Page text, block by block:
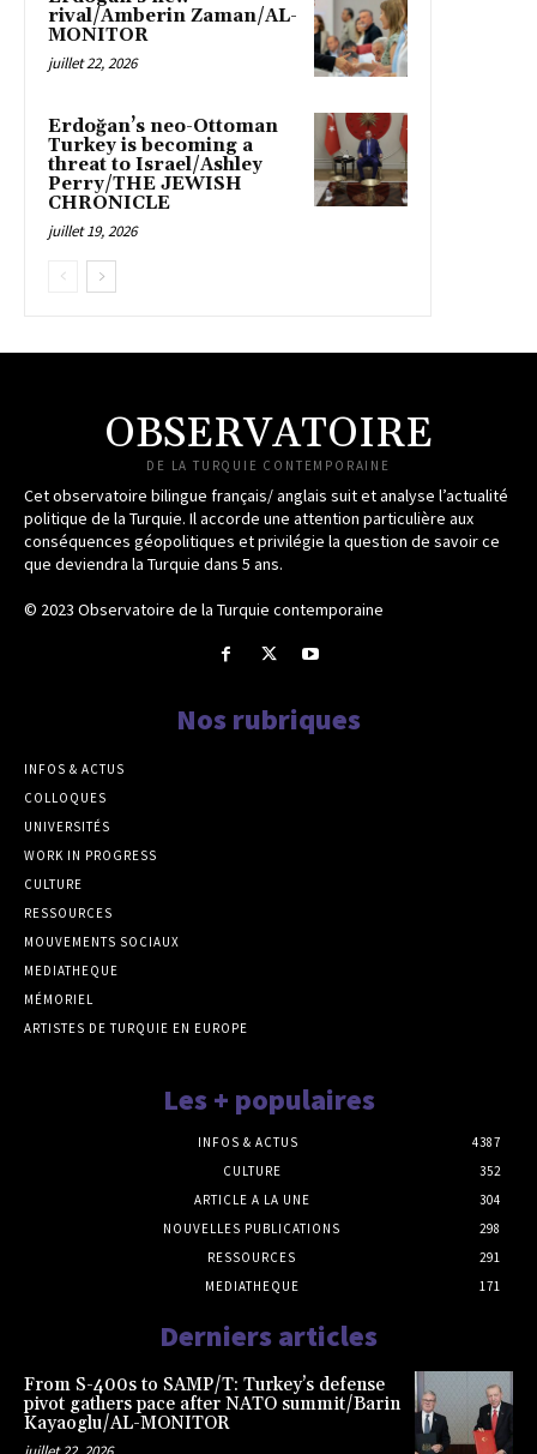
rival/Amberin Zaman/AL-
MONITOR
juillet 22, 2026
Erdoğan’s neo-Ottoman
Turkey is becoming a
threat to Israel/Ashley
Perry/THE JEWISH
CHRONICLE
juillet 19, 2026
OBSERVATOIRE
DE LA TURQUIE CONTEMPORAINE
Cet observatoire bilingue français/ anglais suit et analyse l’actualité
politique de la Turquie. Il accorde une attention particulière aux
conséquences géopolitiques et privilégie la question de savoir ce
que deviendra la Turquie dans 5 ans.
© 2023 Observatoire de la Turquie contemporaine
Nos rubriques
INFOS & ACTUS
COLLOQUES
UNIVERSITÉS
WORK IN PROGRESS
CULTURE
RESSOURCES
MOUVEMENTS SOCIAUX
MEDIATHEQUE
MÉMORIEL
ARTISTES DE TURQUIE EN EUROPE
Les + populaires
INFOS & ACTUS
4387
CULTURE
352
ARTICLE A LA UNE
304
NOUVELLES PUBLICATIONS
298
RESSOURCES
291
MEDIATHEQUE
171
Derniers articles
From S-400s to SAMP/T: Turkey’s defense
pivot gathers pace after NATO summit/Barin
Kayaoglu/AL-MONITOR